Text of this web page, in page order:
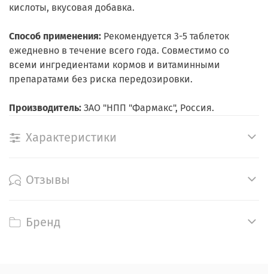
кислоты, вкусовая добавка.
Способ применения: Рекомендуется 3-5 таблеток
ежедневно в течение всего года. Совместимо со
всеми ингредиентами кормов и витаминными
препаратами без риска передозировки.
Производитель: ЗАО "НПП "Фармакс", Россия.
Характеристики
Отзывы
Бренд